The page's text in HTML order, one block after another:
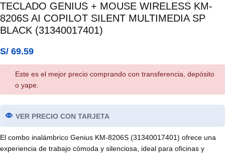
TECLADO GENIUS + MOUSE WIRELESS KM-
8206S AI COPILOT SILENT MULTIMEDIA SP
BLACK (31340017401)
S/ 69.59
Este es el mejor precio comprando con transferencia, depósito
o yape.
VER PRECIO CON TARJETA
El combo inalámbrico Genius KM-8206S (31340017401) ofrece una
experiencia de trabajo cómoda y silenciosa, ideal para oficinas y